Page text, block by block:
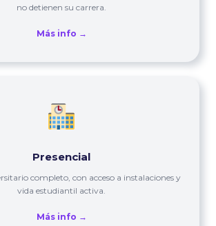
no detienen su carrera.
Más info →
Presencial
completo, con acceso a instalaciones y
vida estudiantil activa.
Más info →